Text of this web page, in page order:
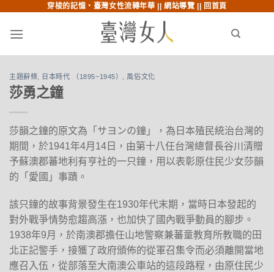
跳至內文
跳至索引列穿梭的記憶‧臺灣女性流轉年華 ||網站導覽 || 回首頁
主題辭條 日本時代 （1895~1945） 風俗文化
莎勇之鐘
莎韻之鐘的原文為「サヨンの鐘」，為日本殖民統治台灣的
期間，於1941年4月14日，由第十八任台灣總督長谷川清贈
予蘇澳郡蕃地利有亨社的一只鐘，用以表彰原住民少女莎韻
的「愛國」事蹟。
該只鐘的故事背景發生在1930年代末期，當時日本發起的
對外戰爭情勢愈趨高漲，也加快了國內戰爭動員的腳步。
1938年9月，於南澳郡擔任山地警察兼蕃童教育所教職的田
北正記警手，接獲了政府頒佈的從軍召集令而必須離開當地
應召入伍，從部落至大南澳公車站的這段路程，由原住民少